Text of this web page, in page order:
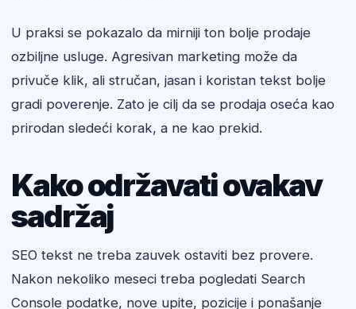
U praksi se pokazalo da mirniji ton bolje prodaje
ozbiljne usluge. Agresivan marketing može da
privuče klik, ali stručan, jasan i koristan tekst bolje
gradi poverenje. Zato je cilj da se prodaja oseća kao
prirodan sledeći korak, a ne kao prekid.
Kako održavati ovakav
sadržaj
SEO tekst ne treba zauvek ostaviti bez provere.
Nakon nekoliko meseci treba pogledati Search
Console podatke, nove upite, pozicije i ponašanje